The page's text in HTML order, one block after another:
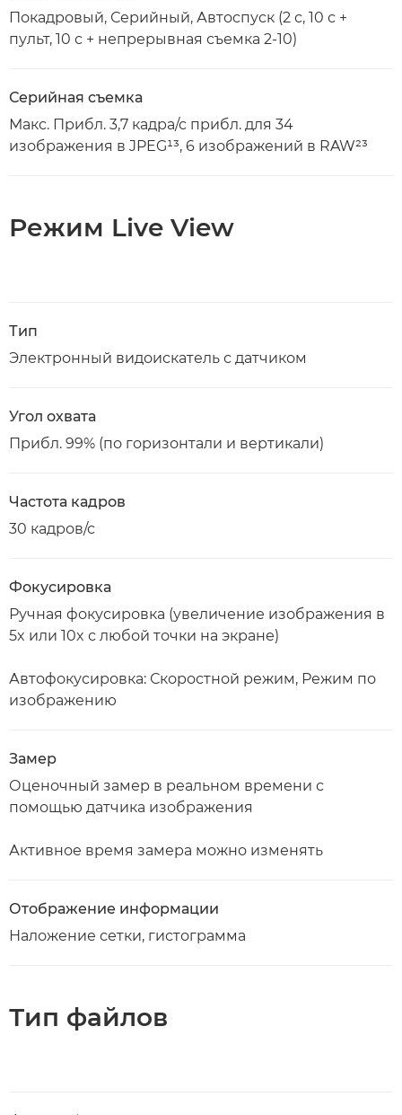
Покадровый, Серийный, Автоспуск (2 с, 10 с +
пульт, 10 с + непрерывная съемка 2-10)
Серийная съемка
Макс. Прибл. 3,7 кадра/с прибл. для 34
изображения в JPEG¹³, 6 изображений в RAW²³
Режим Live View
Тип
Электронный видоискатель с датчиком
Угол охвата
Прибл. 99% (по горизонтали и вертикали)
Частота кадров
30 кадров/с
Фокусировка
Ручная фокусировка (увеличение изображения в
5x или 10x с любой точки на экране)
Автофокусировка: Скоростной режим, Режим по
изображению
Замер
Оценочный замер в реальном времени с
помощью датчика изображения
Активное время замера можно изменять
Отображение информации
Наложение сетки, гистограмма
Тип файлов